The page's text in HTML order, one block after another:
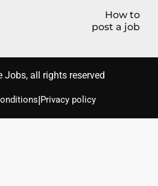
How to
post a job
Jobs, all rights reserved
|Privacy policy